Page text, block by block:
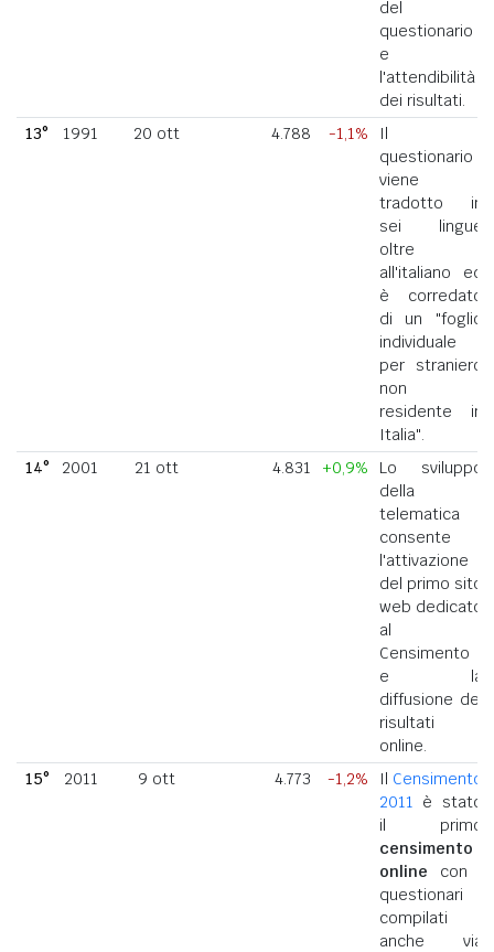
del
questionario
e
l'attendibilità
dei risultati.
13°
1991 20 ott 4.788 -1,1%
Il
questionario
viene
tradotto in
sei lingue
oltre
all'italiano ed
è corredato
di un "foglio
individuale
per straniero
non
residente in
Italia".
14°
2001 21 ott 4.831 +0,9%
Lo sviluppo
della
telematica
consente
l'attivazione
del primo sito
web dedicato
al
Censimento
e la
diffusione dei
risultati
online.
15°
2011 9 ott 4.773 -1,2% Il Censimento
2011 è stato
il primo
censimento
online con i
questionari
compilati
anche via